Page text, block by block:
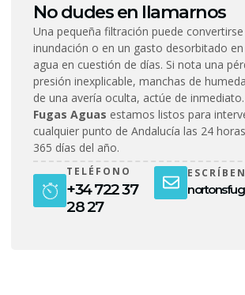
No dudes en llamarnos
Una pequeña filtración puede
inundación o en un gasto desorbitado
agua en cuestión de días. Si nota una
presión inexplicable, manchas de
de una avería oculta, actúe de inmediato.
Fugas Aguas estamos listos para
cualquier punto de Andalucía las 24
365 días del año.
TELÉFONO
+34 722 37
28 27